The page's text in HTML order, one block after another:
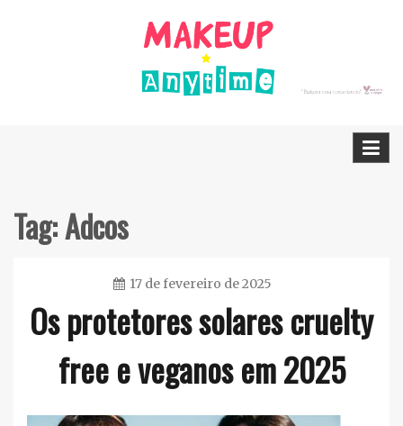
Tag:Adcos
17 de fevereiro de 2025
Sena
Silva
Os protetores solares cruelty
free e veganos em 2025